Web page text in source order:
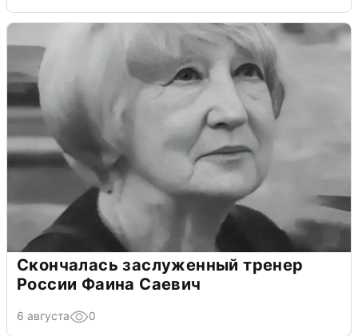
Скончалась заслуженный тренер
России Фаина Саевич
6 августа 0